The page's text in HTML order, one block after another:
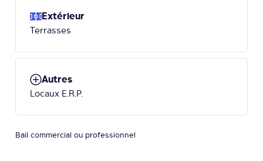
Extérieur
Terrasses
Autres
Locaux E.R.P.
Bail commercial ou professionnel